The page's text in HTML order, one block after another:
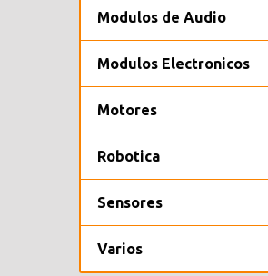
Modulos de Audio
Modulos Electronicos
Motores
Robotica
Sensores
Varios